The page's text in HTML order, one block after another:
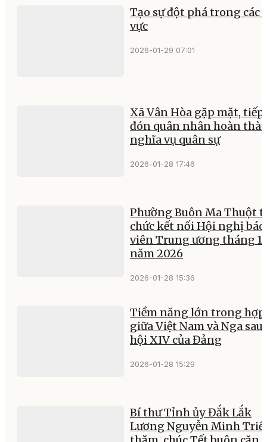
Tạo sự đột phá trong các
vực
2026-01-29 07:01
Xã Vân Hòa gặp mặt, tiếp
đón quân nhân hoàn
nghĩa vụ quân sự
2026-01-28 17:46
Phường Buôn Ma Thuột
chức kết nối Hội nghị báo
viên Trung ương tháng 1
năm 2026
2026-01-28 15:36
Tiềm năng lớn trong hợp
giữa Việt Nam và Nga
hội XIV của Đảng
2026-01-28 15:29
Bí thư Tỉnh ủy Đắk Lắk
Lương Nguyễn Minh